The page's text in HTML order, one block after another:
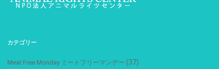
カテゴリー
Meat Free Monday ミートフリーマンデー (37)